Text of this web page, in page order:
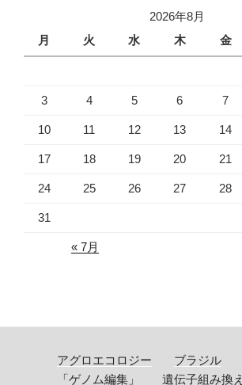
2026年8月
月
火 水 木 金
3 4 5 6 7
10 11 12 13 14
17 18 19 20 21
24 25 26 27 28
31
« 7月
アグロエコロジー ブラジル
「ゲノム編集」
遺伝子組み換え